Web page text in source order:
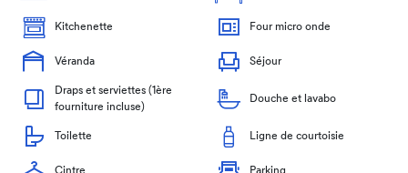
Kitchenette Four micro onde
Véranda Séjour
Draps et serviettes (1ère
fourniture incluse)
Douche et lavabo
Toilette Ligne de courtoisie